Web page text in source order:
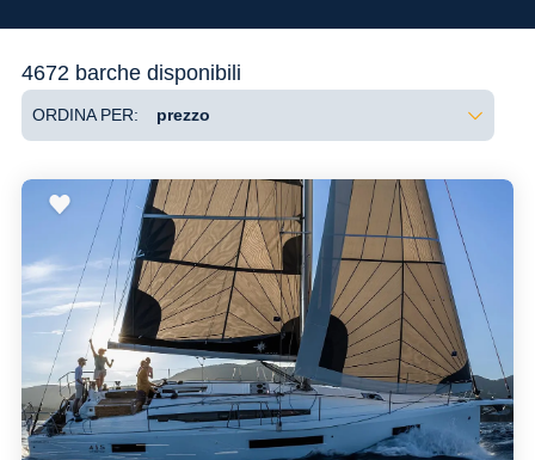
4672 barche disponibili
ORDINA PER: